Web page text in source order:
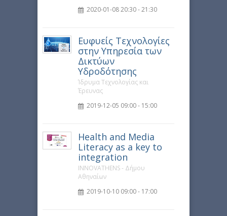
2020-01-08 20:30 - 21:30
Ευφυείς Τεχνολογίες
στην Υπηρεσία των
Δικτύων
Υδροδότησης
Ίδρυμα Τεχνολογίας και
Έρευνας
2019-12-05 09:00 - 15:00
Health and Media
Literacy as a key to
integration
INNOVATHENS - Δήμου
Αθηναίων
2019-10-10 09:00 - 17:00